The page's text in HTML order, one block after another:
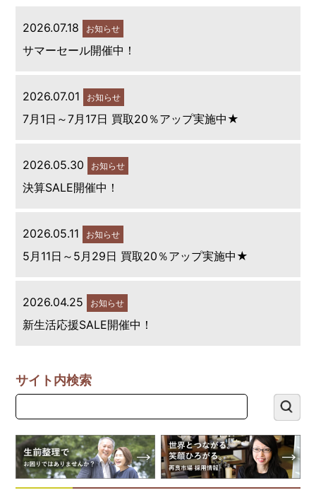
2026.07.18 お知らせ
サマーセール開催中！
2026.07.01 お知らせ
7月1日～7月17日 買取20％アップ実施中★
2026.05.30 お知らせ
決算SALE開催中！
2026.05.11 お知らせ
5月11日～5月29日 買取20％アップ実施中★
2026.04.25 お知らせ
新生活応援SALE開催中！
サイト内検索